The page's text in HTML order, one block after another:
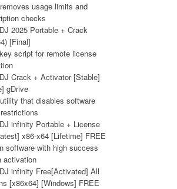
usage limits and
checks
2025 Portable + Crack
[Final]
script for remote license
Crack + Activator [Stable]
gDrive
that disables software
infinity Portable + License
x86-x64 [Lifetime] FREE
software with high success
activation
infinity Free[Activated] All
[x86x64] [Windows] FREE